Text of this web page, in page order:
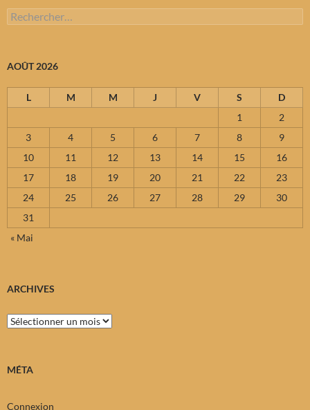
Rechercher :
AOÛT 2026
L M M J V S
D
1
2
3
4 5 6 7 8
9
10
11 12 13 14 15
16
17
18 19 20 21 22
23
24
25 26 27 28 29
30
31
« Mai
ARCHIVES
Archives
MÉTA
Connexion